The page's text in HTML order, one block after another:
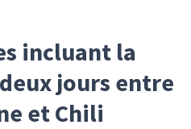
incluant la
jours entre
et Chili